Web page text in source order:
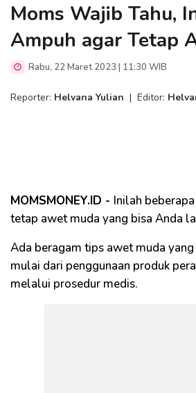
Moms Wajib Tahu,
Ampuh agar Tetap
Rabu, 22 Maret 2023 | 11:30 WIB
Reporter: Helvana Yulian | Editor:
MOMSMONEY.ID - Inilah
tetap awet muda yang bisa Anda
Ada beragam tips awet muda
mulai dari penggunaan produk
melalui prosedur medis.